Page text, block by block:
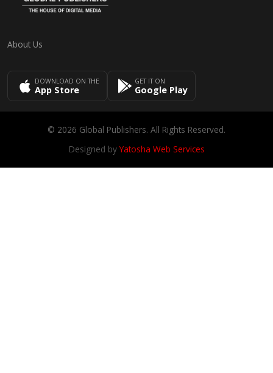
About Us
DOWNLOAD ON THE
App Store
GET IT ON
Google Play
© 2026 Global Publishers. All Rights Reserved.
Designed byYatosha Web Services